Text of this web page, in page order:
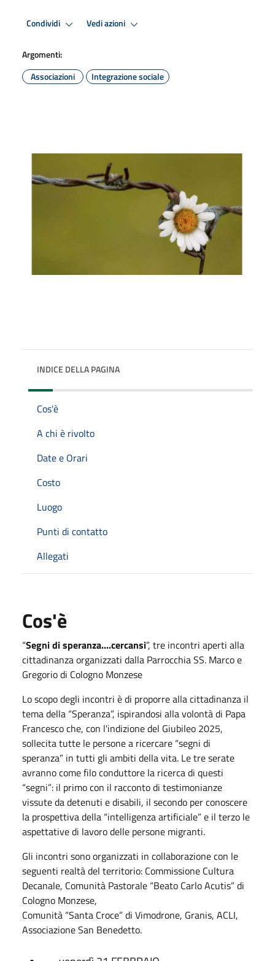
Condividi Vedi azioni
Argomenti:
Associazioni
Integrazione sociale
INDICE DELLA PAGINA
Cos'è
A chi è rivolto
Date e Orari
Costo
Luogo
Punti di contatto
Allegati
Cos'è
“Segni di speranza....cercansi”, tre incontri aperti alla
cittadinanza organizzati dalla Parrocchia SS. Marco e
Gregorio di Cologno Monzese
Lo scopo degli incontri è di proporre alla cittadinanza il
tema della “Speranza”, ispirandosi alla volontà di Papa
Francesco che, con l'indizione del Giubileo 2025,
sollecita tutte le persone a ricercare “segni di
speranza” in tutti gli ambiti della vita. Le tre serate
avranno come filo conduttore la ricerca di questi
“segni”: il primo con il racconto di testimonianze
vissute da detenuti e disabili, il secondo per conoscere
la prospettiva della “intelligenza artificiale” e il terzo le
aspettative di lavoro delle persone migranti.
Gli incontri sono organizzati in collaborazione con le
seguenti realtà del territorio: Commissione Cultura
Decanale, Comunità Pastorale “Beato Carlo Acutis” di
Cologno Monzese,
Comunità “Santa Croce” di Vimodrone, Granis, ACLI,
Associazione San Benedetto.